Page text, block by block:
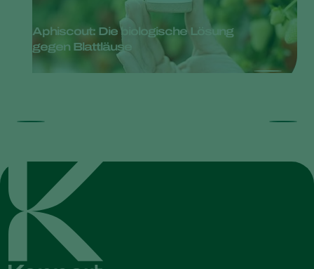
Aphiscout: Die biologische Lösung
gegen Blattläuse